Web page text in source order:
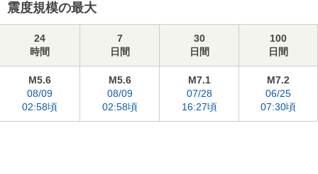
震度規模の最大
24
時間
7
日間
30
日間
100
日間
M5.6
08/09
02:58頃
M5.6
08/09
02:58頃
M7.1
07/28
16:27頃
M7.2
06/25
07:30頃